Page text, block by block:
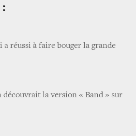
:
a réussi à faire bouger la grande
découvrait la version « Band » sur